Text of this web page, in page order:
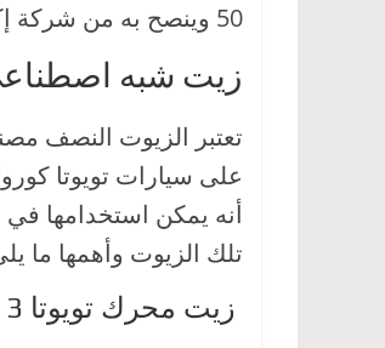
50 وينصح به من شركة إكسون موبيل.
زيت شبه
تعتبر الزيوت النصف
على سيارات تويوتا
أنه يمكن استخدامها في
تلك الزيوت وأهمها ما
زيت محرك تويوتا 3